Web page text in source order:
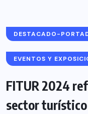
DESTACADO-
EVENTOS Y
FITUR 2024
sector